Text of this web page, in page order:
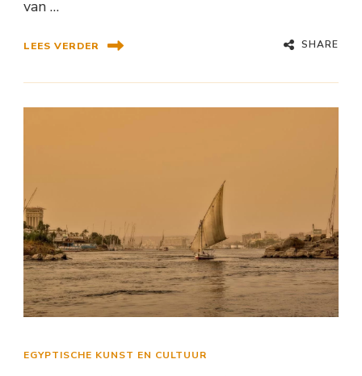
van …
LEES VERDER SHARE
EGYPTISCHE KUNST EN CULTUUR